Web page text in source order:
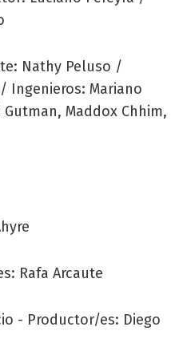
Nathy Peluso /
Ingenieros: Mariano
Maddox Chhim,
Rafa Arcaute
- Productor/es: Diego